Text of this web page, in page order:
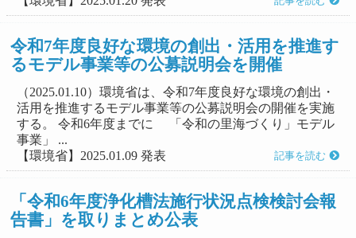
令和7年度良好な環境の創出・活用を推進す
るモデル事業等の公募説明会を開催
（2025.01.10）環境省は、令和7年度良好な環境の創出・
活用を推進するモデル事業等の公募説明会の開催を実施
する。 令和6年度までに 「令和の里海づくり」モデル
事業」 ...
【環境省】2025.01.09 発表
記事を読む
「令和6年度浄化槽法施行状況点検検討会報
告書」を取りまとめ公表